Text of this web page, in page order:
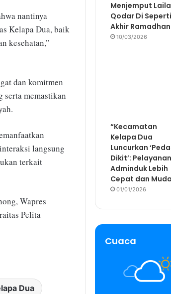
nantinya
Kelapa Dua, baik
kesehatan,”
dan komitmen
serta memastikan
langsung
terkait
Wapres
Pelita
Dua
Menjemput
Qodar Di
Akhir Ramadhan
10/03/2026
“Kecamatan
Kelapa Dua
Luncurkan
Dikit’: Pelayanan
Adminduk Lebih
Cepat dan
01/01/2026
Cuaca